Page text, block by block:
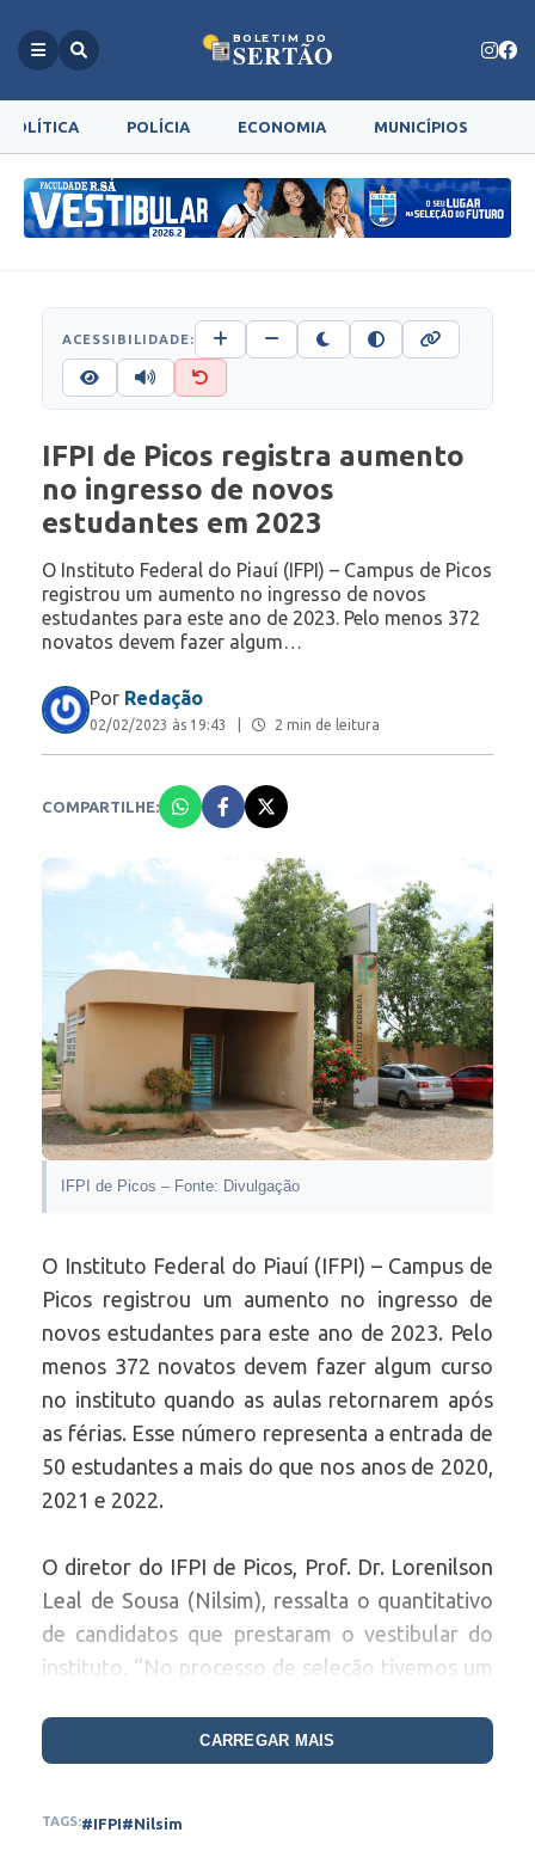
BOLETIM DO
SERTÃO
POLÍTICA POLÍCIA ECONOMIA MUNICÍPIOS
ACESSIBILIDADE:
IFPI de Picos registra aumento
no ingresso de novos
estudantes em 2023
O Instituto Federal do Piauí (IFPI) – Campus de Picos
registrou um aumento no ingresso de novos
estudantes para este ano de 2023. Pelo menos 372
novatos devem fazer algum…
Por Redação
02/02/2023 às 19:43 2 min de leitura
COMPARTILHE:
IFPI de Picos – Fonte: Divulgação
O Instituto Federal do Piauí (IFPI) – Campus de
Picos registrou um aumento no ingresso de
novos estudantes para este ano de 2023. Pelo
menos 372 novatos devem fazer algum curso
no instituto quando as aulas retornarem após
as férias. Esse número representa a entrada de
50 estudantes a mais do que nos anos de 2020,
2021 e 2022.
O diretor do IFPI de Picos, Prof. Dr. Lorenilson
Leal de Sousa (Nilsim), ressalta o quantitativo
de candidatos que prestaram o vestibular do
instituto. “No processo de seleção tivemos um
classificatório”, declarou.
em Física no IFPI de Picos, que terá início neste
CARREGAR MAIS
TAGS:#IFPI#Nilsim